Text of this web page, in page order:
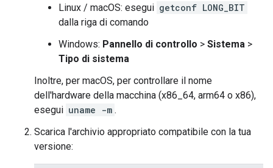
Linux / macOS: esegui getconf LONG_BIT
dalla riga di comando
Windows: Pannello di controllo > Sistema >
Tipo di sistema
Inoltre, per macOS, per controllare il nome
dell'hardware della macchina (x86_64, arm64 o x86),
esegui uname -m .
Scarica l'archivio appropriato compatibile con la tua
versione: